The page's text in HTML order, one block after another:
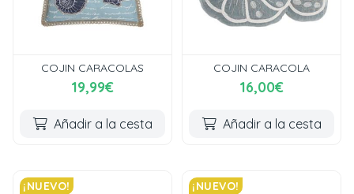
COJIN CARACOLAS
19,99€
Añadir a la cesta
COJIN CARACOLA
16,00€
Añadir a la cesta
¡NUEVO! ¡NUEVO!